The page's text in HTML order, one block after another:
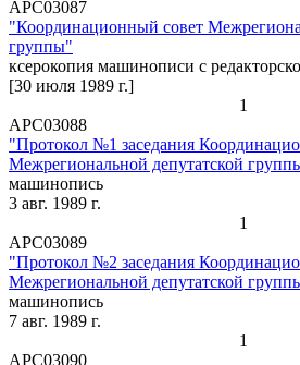
АРС03087
"Координационный совет
группы"
ксерокопия машинописи с
[30 июля 1989 г.]
1
АРС03088
"Протокол №1 заседания
Межрегиональной депутатской
машинопись
3 авг. 1989 г.
1
АРС03089
"Протокол №2 заседания
Межрегиональной депутатской
машинопись
7 авг. 1989 г.
1
АРС03090